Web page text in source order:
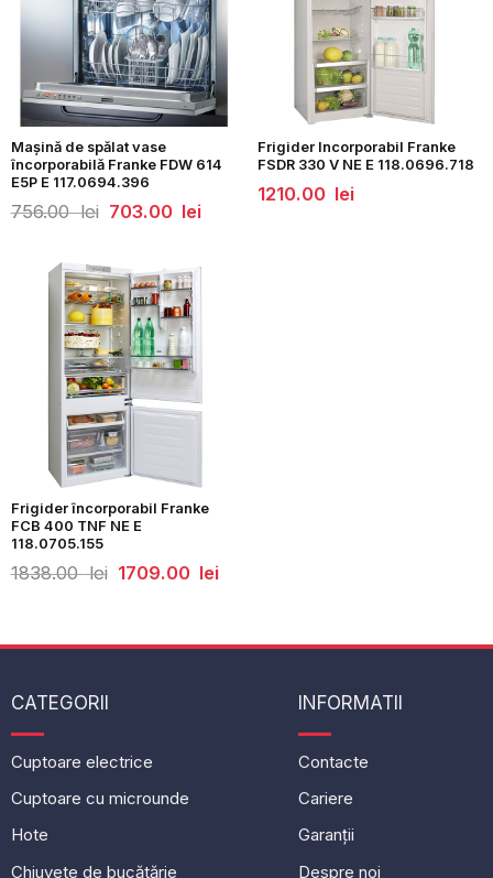
Mașină de spălat vase
încorporabilă Franke FDW 614
E5P E 117.0694.396
756.00lei Prețul
inițial
lei.
703.00 leiPrețul
curent
Frigider Incorporabil Franke
FSDR 330 V NE E 118.0696.718
1210.00 lei
Frigider încorporabil Franke
FCB 400 TNF NE E
118.0705.155
1838.00lei Prețul
inițial
1709.00 leiPrețul
curent
CATEGORII
Cuptoare electrice
Cuptoare cu microunde
Hote
Chiuvete de bucătărie
INFORMATII
Contacte
Cariere
Garanții
Despre noi